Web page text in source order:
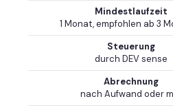
Mindestlaufzeit
1 Monat, empfohlen ab 3
Steuerung
durch DEV sense
Abrechnung
nach Aufwand oder